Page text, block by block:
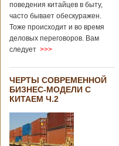
поведения китайцев в быту,
часто бывает обескуражен.
Тоже происходит и во время
деловых переговоров. Вам
следует >>>
ЧЕРТЫ СОВРЕМЕННОЙ
БИЗНЕС-МОДЕЛИ С
КИТАЕМ Ч.2